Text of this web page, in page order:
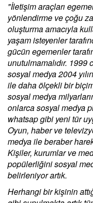
"İletişim araçları
yönlendirme ve çoğu
oluşturma amacıyla
yaşam isteyenler
gücün egemenler
unutulmamalıdır.
sosyal medya 2004
ile daha ölçekli bir
sosyal medya
onlarca sosyal medya
whatsap gibi yeni tür
Oyun, haber ve
medya ile beraber
Kişiler, kurumlar ve
popülerliğini sosyal
belirleniyor artık.
Herhangi bir kişinin